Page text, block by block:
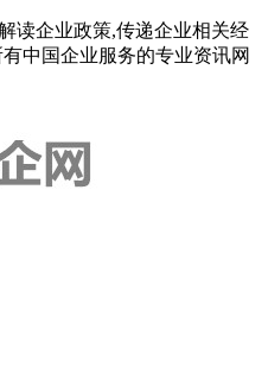
读企业政策,传递企业相关经
中国企业服务的专业资讯网